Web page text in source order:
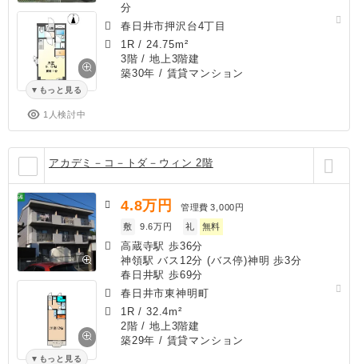
もっと見る
1人検討中
分
春日井市押沢台4丁目
1R / 24.75m²
3階 / 地上3階建
築30年 / 賃貸マンション
アカデミ－コ－トダ－ウィン 2階
もっと見る
4.8万円 管理費 3,000円
敷
9.6万円 礼 無料
高蔵寺駅 歩36分
神領駅 バス12分 (バス停)神明 歩3分
春日井駅 歩69分
春日井市東神明町
1R /32.4m²
2階 / 地上3階建
築29年 / 賃貸マンション